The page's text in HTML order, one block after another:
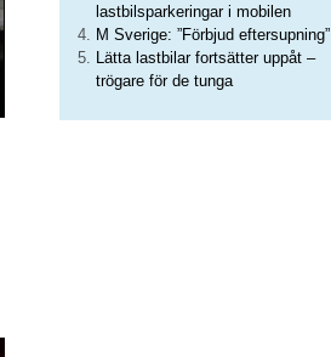
lastbilsparkeringar i mobilen
M Sverige: ”Förbjud eftersupning”
Lätta lastbilar fortsätter uppåt –
trögare för de tunga